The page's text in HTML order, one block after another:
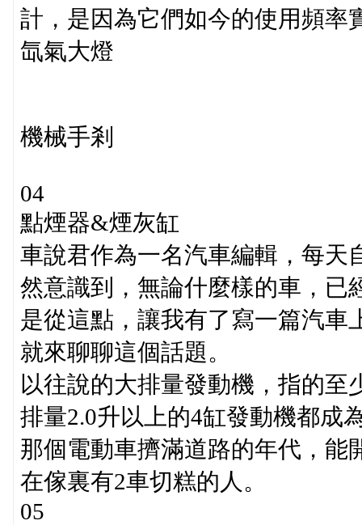
計，是因為它們如今的使用頻率
氙氣大燈
機械手剎
04
點煙器&煙灰缸
車說君作為一名汽車編輯，每天
然意識到，無論什麼樣的車，已
是從這點，讓我有了寫一篇汽車
就來聊聊這個話題。
以往說的大排量發動機，指的至
排量2.0升以上的4缸發動機都成
那個電動車擠滿道路的年代，能
在傢裏有2車切糕的人。
05